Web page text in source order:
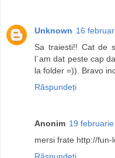
Unknown 16
Sa traiesti!! Cat de
l`am dat peste cap
la folder =)). Bravo
Răspundeți
Anonim 19
mersi frate http://